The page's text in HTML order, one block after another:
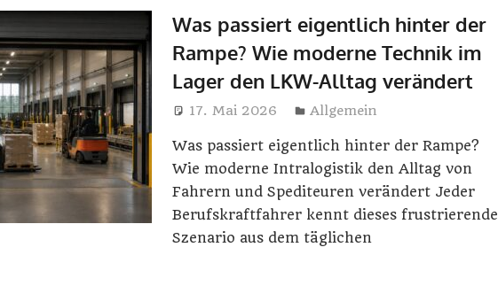
Was passiert eigentlich hinter der
Rampe? Wie moderne Technik im
Lager den LKW-Alltag verändert
17. Mai 2026 Elisa Wolf
Allgemein
Was passiert eigentlich hinter der Rampe?
Wie moderne Intralogistik den Alltag von
Fahrern und Spediteuren verändert Jeder
Berufskraftfahrer kennt dieses frustrierende
Szenario aus dem täglichen